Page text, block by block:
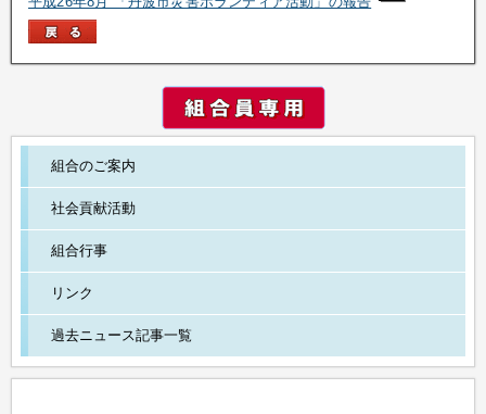
組合のご案内
社会貢献活動
組合行事
リンク
過去ニュース記事一覧